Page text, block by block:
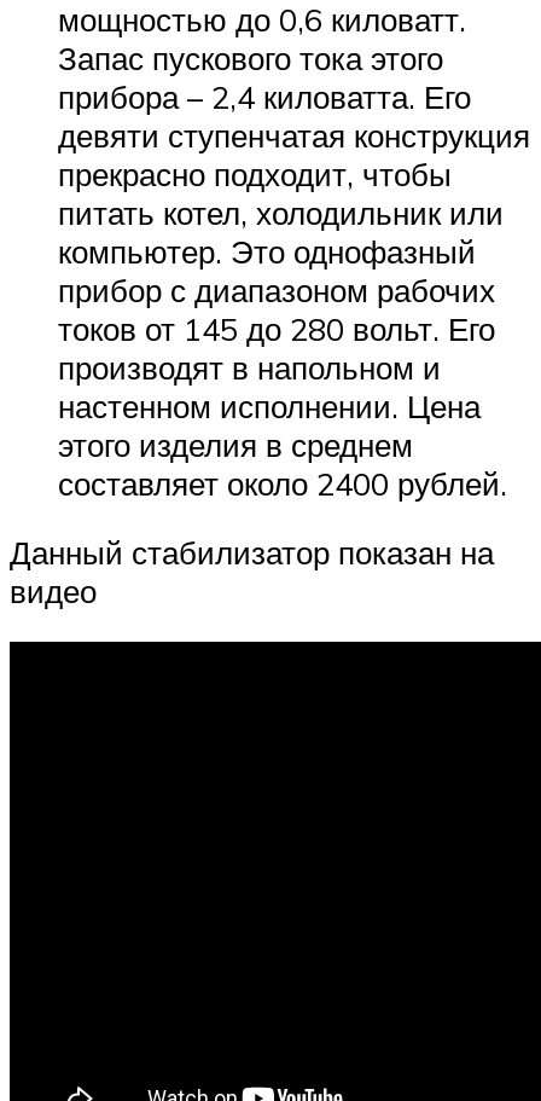
мощностью до 0,6 киловатт.
Запас пускового тока этого
прибора – 2,4 киловатта. Его
девяти ступенчатая конструкция
прекрасно подходит, чтобы
питать котел, холодильник или
компьютер. Это однофазный
прибор с диапазоном рабочих
токов от 145 до 280 вольт. Его
производят в напольном и
настенном исполнении. Цена
этого изделия в среднем
составляет около 2400 рублей.
Данный стабилизатор показан на
видео